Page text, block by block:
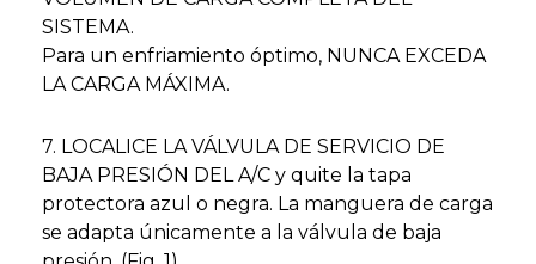
SISTEMA.
Para un enfriamiento óptimo, NUNCA EXCEDA
LA CARGA MÁXIMA.
7. LOCALICE LA VÁLVULA DE SERVICIO DE
BAJA PRESIÓN DEL A/C y quite la tapa
protectora azul o negra. La manguera de carga
se adapta únicamente a la válvula de baja